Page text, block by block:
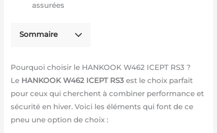
assurées
Sommaire
Pourquoi choisir le HANKOOK W462 ICEPT RS3 ?
Le HANKOOK W462 ICEPT RS3 est le choix parfait
pour ceux qui cherchent à combiner performance et
sécurité en hiver. Voici les éléments qui font de ce
pneu une option de choix :